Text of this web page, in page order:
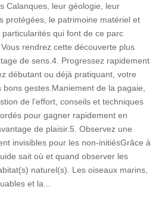
Calanques, leur géologie, leur
protégées, le patrimoine matériel et
qui font de ce parc
rendrez cette découverte plus
de sens.4. Progressez rapidement
débutant ou déjà pratiquant, votre
gestes.Maniement de la pagaie,
de l’effort, conseils et techniques
pour gagner rapidement en
de plaisir.5. Observez une
invisibles pour les non-initiésGrâce à
sait où et quand observer les
naturel(s). Les oiseaux marins,
et la...